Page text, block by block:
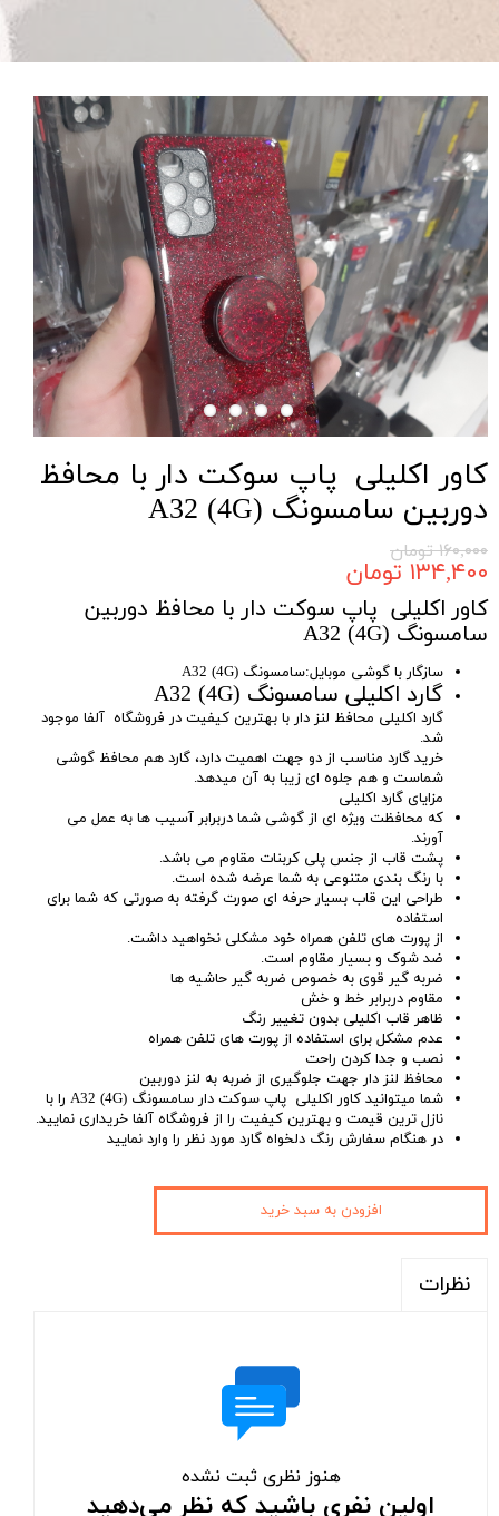
کاور اکلیلی پاپ سوکت دار با محافظ
دوربین سامسونگ A32 (4G)
۱۶۰,۰۰۰ تومان
۱۳۴,۴۰۰ تومان
کاور اکلیلی پاپ سوکت دار با محافظ دوربین
سامسونگ A32 (4G)
سازگار با گوشی موبایل:سامسونگ A32 (4G)
گارد اکلیلی سامسونگ A32 (4G)
گارد اکلیلی محافظ لنز دار با بهترین کیفیت در فروشگاه آلفا موجود
شد.
خرید گارد مناسب از دو جهت اهمیت دارد، گارد هم محافظ گوشی
شماست و هم جلوه ای زیبا به آن میدهد.
مزایای گارد اکلیلی
که محافظت ویژه ای از گوشی شما دربرابر آسیب ها به عمل می
آورند.
پشت قاب از جنس پلی کربنات مقاوم می باشد.
با رنگ بندی متنوعی به شما عرضه شده است.
طراحی این قاب بسیار حرفه ای صورت گرفته به صورتی که شما برای
استفاده
از پورت های تلفن همراه خود مشکلی نخواهید داشت.
ضد شوک و بسیار مقاوم است.
ضربه گیر قوی به خصوص ضربه گیر حاشیه ها
مقاوم دربرابر خط و خش
ظاهر قاب اکلیلی بدون تغییر رنگ
عدم مشکل برای استفاده از پورت های تلفن همراه
نصب و جدا کردن راحت
محافظ لنز دار جهت جلوگیری از ضربه به لنز دوربین
شما میتوانید کاور اکلیلی پاپ سوکت دار سامسونگ A32 (4G) را با
نازل ترین قیمت و بهترین کیفیت را از فروشگاه آلفا خریداری نمایید.
در هنگام سفارش رنگ دلخواه گارد مورد نظر را وارد نمایید
افزودن به سبد خرید
نظرات
هنوز نظری ثبت نشده
اولین نفری باشید که نظر می‌دهید